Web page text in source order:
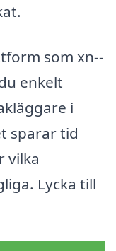
som xn--
enkelt
i
sparar tid
vilka
Lycka till